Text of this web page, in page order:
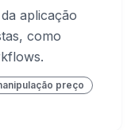
aplicação
como
preço